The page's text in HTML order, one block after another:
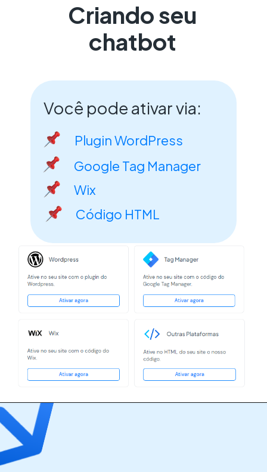
Criando seu
chatbot
Você pode ativar via:
Plugin WordPress
Wix
Google Tag Manager
Código HTML